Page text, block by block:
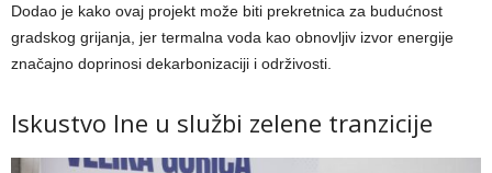
Dodao je kako ovaj projekt može biti prekretnica za budućnost
gradskog grijanja, jer termalna voda kao obnovljiv izvor energije
značajno doprinosi dekarbonizaciji i održivosti.
Iskustvo Ine u službi zelene tranzicije